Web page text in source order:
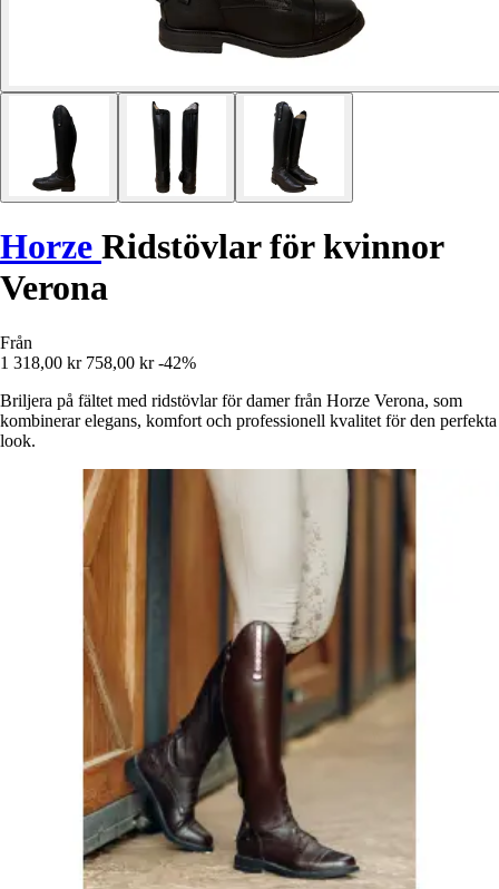
Horze Ridstövlar för kvinnor
Verona
Från
1 318,00 kr 758,00 kr -42%
Briljera på fältet med ridstövlar för damer från Horze Verona, som
kombinerar elegans, komfort och professionell kvalitet för den perfekta
look.